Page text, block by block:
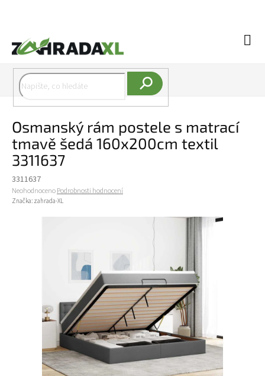
Osmanský rám postele s matrací
tmavě šedá 160x200cm textil
3311637
3311637
Průměrné hodnocení produktu je 0,0 z 5 hvězdiček.
NeohodnocenoPodrobnosti hodnocení
Značka: zahrada-XL